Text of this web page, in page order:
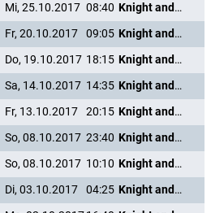
Mi, 25.10.2017 08:40
Knight and Day
Fr, 20.10.2017 09:05
Knight and Day
Do, 19.10.2017 18:15
Knight and Day
Sa, 14.10.2017 14:35
Knight and Day
Fr, 13.10.2017 20:15
Knight and Day
So, 08.10.2017 23:40
Knight and Day
So, 08.10.2017 10:10
Knight and Day
Di, 03.10.2017 04:25
Knight and Day